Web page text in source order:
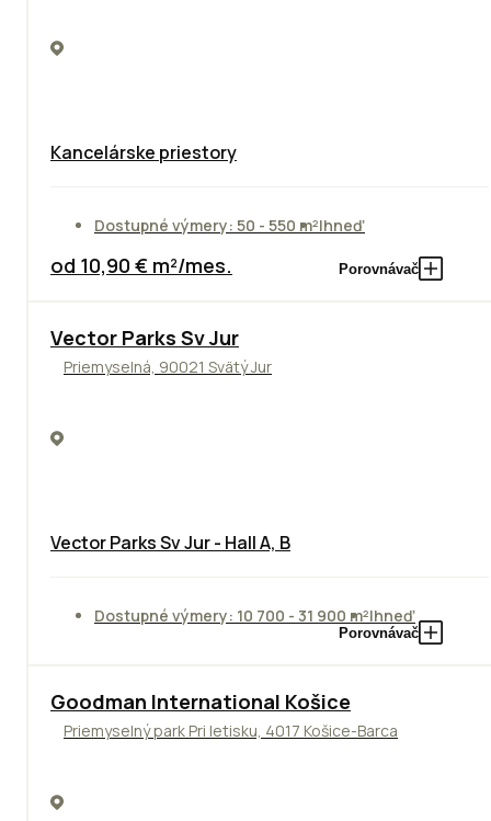
Kancelárske priestory
Dostupné výmery: 50 - 550 m²Ihneď
od 10,90 € m²/mes. Porovnávač
Vector Parks Sv Jur
Priemyselná, 90021 Svätý Jur
Vector Parks Sv Jur - Hall A, B
Dostupné výmery: 10 700 - 31 900 m²Ihneď
Porovnávač
Goodman International Košice
Priemyselný park Pri letisku, 4017 Košice-Barca